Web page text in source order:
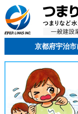
京都府宇治市